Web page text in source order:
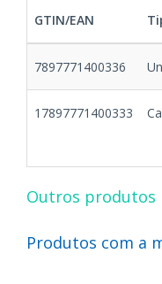
GTIN/EAN
7897771400336
17897771400333
Outros produtos
Produtos com a